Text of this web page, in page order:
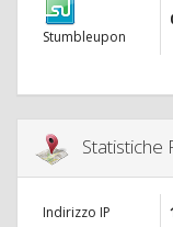
Stumbleupon
Statistiche
Indirizzo IP